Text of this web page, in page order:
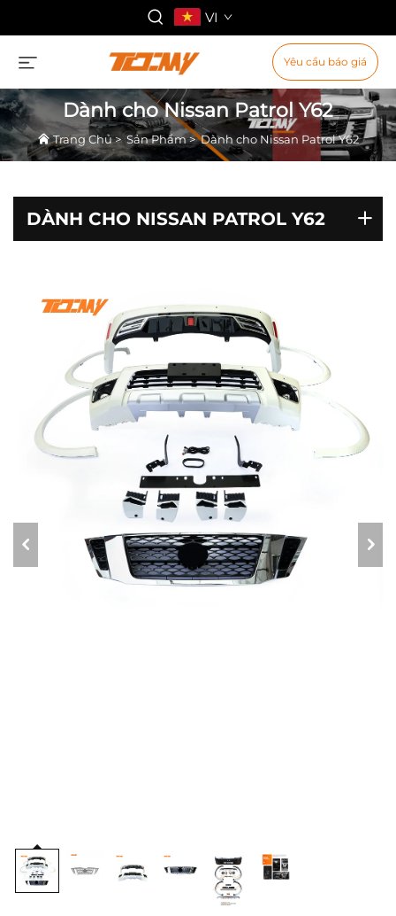
VI
Yêu cầu báo giá
Dành cho Nissan Patrol Y62
Trang Chủ>Sản Phẩm>Dành cho Nissan Patrol Y62
DÀNH CHO NISSAN PATROL Y62